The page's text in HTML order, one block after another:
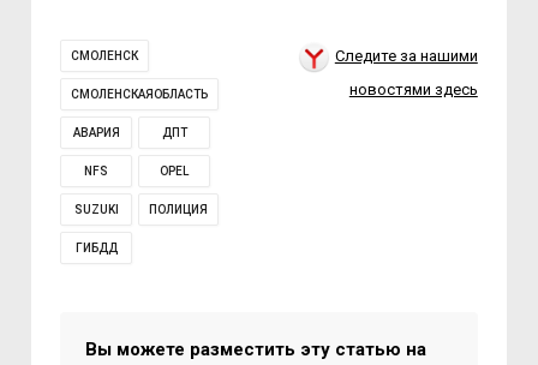
СМОЛЕНСК
СМОЛЕНСКАЯОБЛАСТЬ
АВАРИЯ ДПТ
NFS OPEL
SUZUKI ПОЛИЦИЯ
ГИБДД
Следите за нашими
новостями здесь
Вы можете разместить эту статью на